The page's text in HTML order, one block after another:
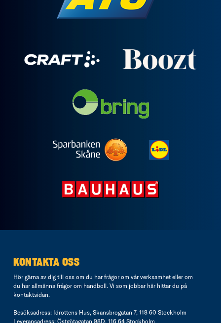
KONTAKTA OSS
Hör gärna av dig till oss om du har frågor om vår verksamhet eller om
du har allmänna frågor om handboll. Vi som jobbar här hittar du på
kontaktsidan.
Besöksadress: Idrottens Hus, Skansbrogatan 7, 118 60 Stockholm
Leveransadress: Östgötagatan 98D, 116 64 Stockholm